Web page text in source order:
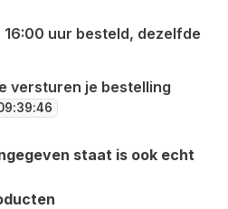
uur besteld, dezelfde
versturen je bestelling
:39:46
staat is ook echt